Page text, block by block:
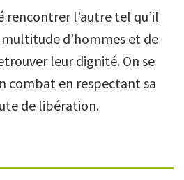
rencontrer l’autre tel qu’il
d’hommes et de
leur dignité. On se
combat en respectant sa
de libération.